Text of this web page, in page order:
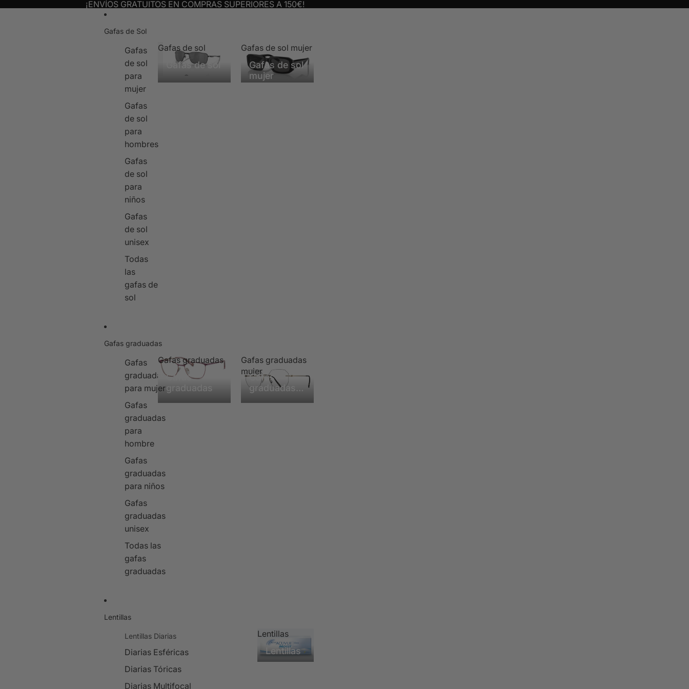
¡ENVÍOS GRATUITOS EN COMPRAS SUPERIORES A 150€!
Gafas de Sol
Gafas
de sol
para
mujer
Gafas
de sol
para
hombres
Gafas
de sol
para
niños
Gafas
de sol
unisex
Todas
las
gafas de
sol
Gafas de sol
Gafas de sol
Gafas de sol mujer
Gafas de sol
mujer
Gafas graduadas
Gafas
graduadas
para mujer
Gafas
graduadas
para
hombre
Gafas
graduadas
para niños
Gafas
graduadas
unisex
Todas las
gafas
graduadas
Gafas graduadas
Gafas
graduadas
Gafas graduadas
mujer
Gafas
graduadas
Lentillas
Lentillas Diarias
Diarias Esféricas
Diarias Tóricas
Diarias Multifocal
Lentillas
Lentillas